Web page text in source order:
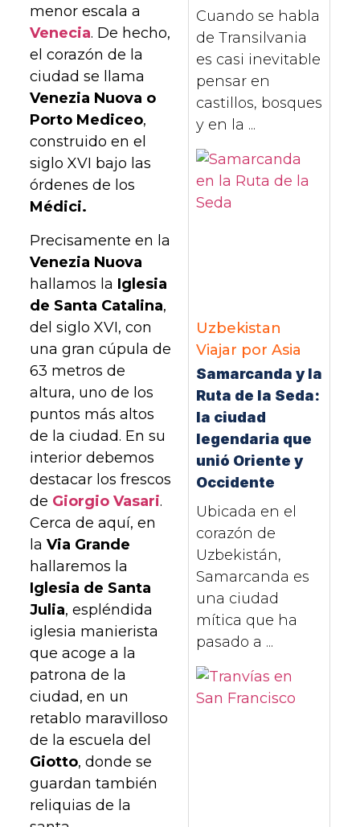
menor escala a
Venecia. De hecho,
el corazón de la
ciudad se llama
Venezia Nuova o
Porto Mediceo,
construido en el
siglo XVI bajo las
órdenes de los
Médici.
Precisamente en la
Venezia Nuova
hallamos la Iglesia
de Santa Catalina,
del siglo XVI, con
una gran cúpula de
63 metros de
altura, uno de los
puntos más altos
de la ciudad. En su
interior debemos
destacar los frescos
de Giorgio Vasari.
Cerca de aquí, en
laVia Grande
hallaremos la
Iglesia de Santa
Julia, espléndida
iglesia manierista
que acoge a la
patrona de la
ciudad, en un
retablo maravilloso
de la escuela del
Giotto, donde se
guardan también
reliquias de la
Cuando se habla
de Transilvania
es casi inevitable
pensar en
castillos, bosques
y en la ...
Uzbekistan
Viajar por Asia
Samarcanda y la
Ruta de la Seda:
la ciudad
legendaria que
unió Oriente y
Occidente
Ubicada en el
corazón de
Uzbekistán,
Samarcanda es
una ciudad
mítica que ha
pasado a ...